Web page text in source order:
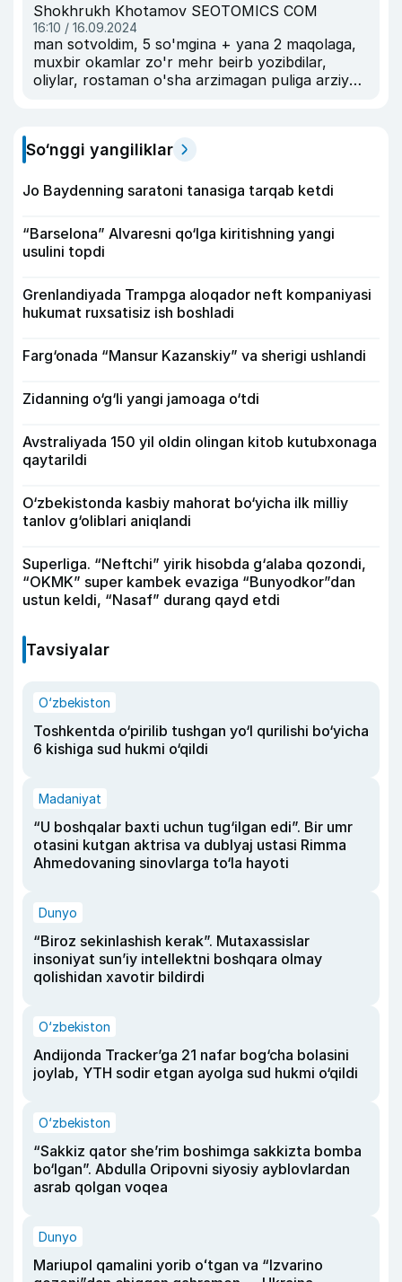
Shokhrukh Khotamov SEOTOMICS COM
16:10 / 16.09.2024
man sotvoldim, 5 so'mgina + yana 2 maqolaga,
muxbir okamlar zo'r mehr beirb yozibdilar,
oliylar, rostaman o'sha arzimagan puliga arziydi.
So‘nggi yangiliklar
Jo Baydenning saratoni tanasiga tarqab ketdi
“Barselona” Alvaresni qo‘lga kiritishning yangi
usulini topdi
Grenlandiyada Trampga aloqador neft kompaniyasi
hukumat ruxsatisiz ish boshladi
Farg‘onada “Mansur Kazanskiy” va sherigi ushlandi
Zidanning o‘g‘li yangi jamoaga o‘tdi
Avstraliyada 150 yil oldin olingan kitob kutubxonaga
qaytarildi
O‘zbekistonda kasbiy mahorat bo‘yicha ilk milliy
tanlov g‘oliblari aniqlandi
Superliga. “Neftchi” yirik hisobda g‘alaba qozondi,
“OKMK” super kambek evaziga “Bunyodkor”dan
ustun keldi, “Nasaf” durang qayd etdi
Tavsiyalar
O‘zbekiston
Toshkentda o‘pirilib tushgan yo‘l qurilishi bo‘yicha
6 kishiga sud hukmi o‘qildi
Madaniyat
“U boshqalar baxti uchun tug‘ilgan edi”. Bir umr
otasini kutgan aktrisa va dublyaj ustasi Rimma
Ahmedovaning sinovlarga to‘la hayoti
Dunyo
“Biroz sekinlashish kerak”. Mutaxassislar
insoniyat sun’iy intellektni boshqara olmay
qolishidan xavotir bildirdi
O‘zbekiston
Andijonda Tracker’ga 21 nafar bog‘cha bolasini
joylab, YTH sodir etgan ayolga sud hukmi o‘qildi
O‘zbekiston
“Sakkiz qator she’rim boshimga sakkizta bomba
bo‘lgan”. Abdulla Oripovni siyosiy ayblovlardan
asrab qolgan voqea
Dunyo
Mariupol qamalini yorib oʻtgan va “Izvarino